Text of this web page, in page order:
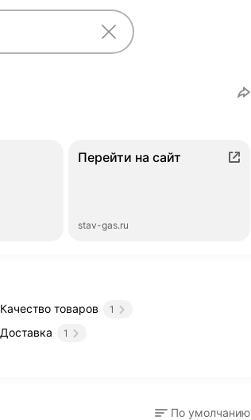
Перейти на сайт
stav-gas.ru
Качество товаров 1
Доставка 1
По умолчанию